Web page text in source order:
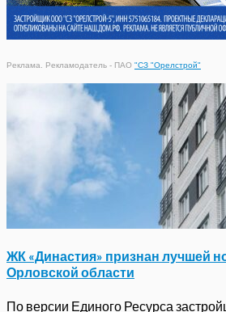
Реклама. Рекламодатель - ПАО "СЗ "Орелстрой"
ЖК «Династия» признан лучшей
Орловской области
По версии Единого Ресурса